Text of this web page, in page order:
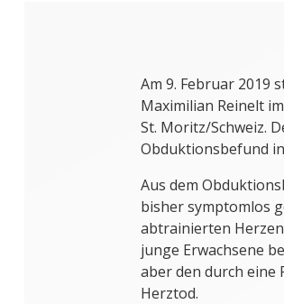
Am 9. Februar 2019
Maximilian Reinelt
St. Moritz/Schweiz.
Obduktionsbefund
Aus dem
bisher symptomlos
abtrainierten
junge Erwachsene
aber den durch
Herztod.